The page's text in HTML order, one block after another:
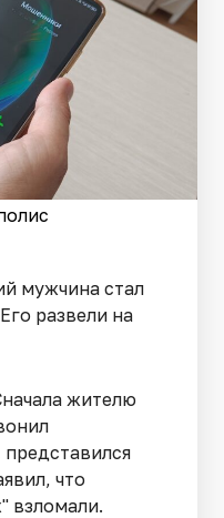
мужчина стал
развели на
жителю
что
взломали.